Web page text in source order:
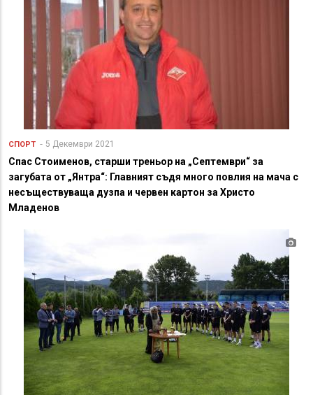
СПОРТ 5 Декември 2021
Спас Стоименов, старши треньор на „Септември“ за
загубата от „Янтра“: Главният съдя много повлия на мача с
несъществуваща дузпа и червен картон за Христо
Младенов